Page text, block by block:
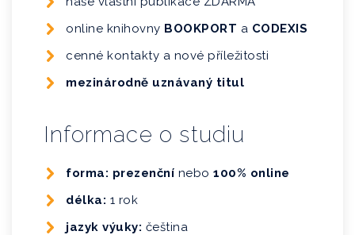
online knihovny BOOKPORT a CODEXIS
cenné kontakty a nové příležitosti
mezinárodně uznávaný titul
Informace o studiu
forma: prezenční nebo 100% online
délka: 1 rok
jazyk výuky: čeština